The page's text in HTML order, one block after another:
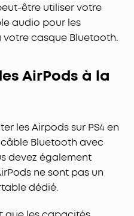
être utiliser votre
audio pour les
casque Bluetooth.
AirPods à la
les Airpods sur PS4 en
Bluetooth avec
devez également
ne sont pas un
dédié.